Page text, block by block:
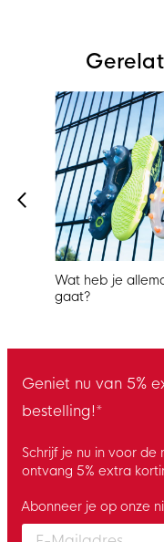
Wat heb je
gaat?
Geniet nu van 5%
bestelling!*
Schrijf je nu in voor
ontvang 5% extra
Enter your email and
Abonneer je op onze